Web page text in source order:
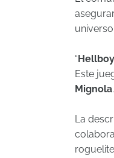
“
Este
Mignola.
La